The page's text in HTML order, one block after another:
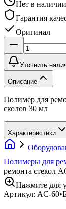
Нет в наличии
Гарантия
Оригинал
Уточнить
Описание
Полимер для
сколов 30 мл
Характеристики
Полимеры для
ремонта стекол
Нажмите для
Артикул: AC-60•